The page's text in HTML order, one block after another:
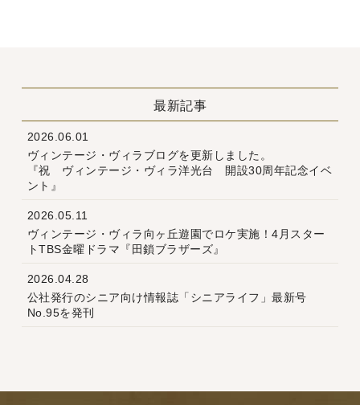
最新記事
2026.06.01
ヴィンテージ・ヴィラブログを更新しました。
『祝 ヴィンテージ・ヴィラ洋光台 開設30周年記念イベ
ント』
2026.05.11
ヴィンテージ・ヴィラ向ヶ丘遊園でロケ実施！4月スター
トTBS金曜ドラマ『田鎖ブラザーズ』
2026.04.28
公社発行のシニア向け情報誌「シニアライフ」最新号
No.95を発刊